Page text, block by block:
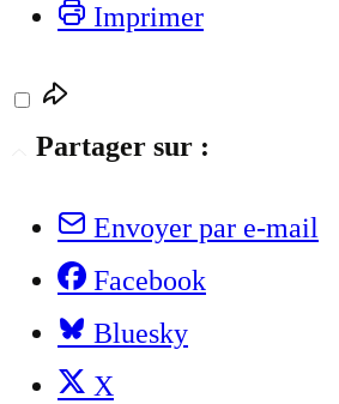
Imprimer
Partager sur :
Envoyer par e-mail
Facebook
Bluesky
X